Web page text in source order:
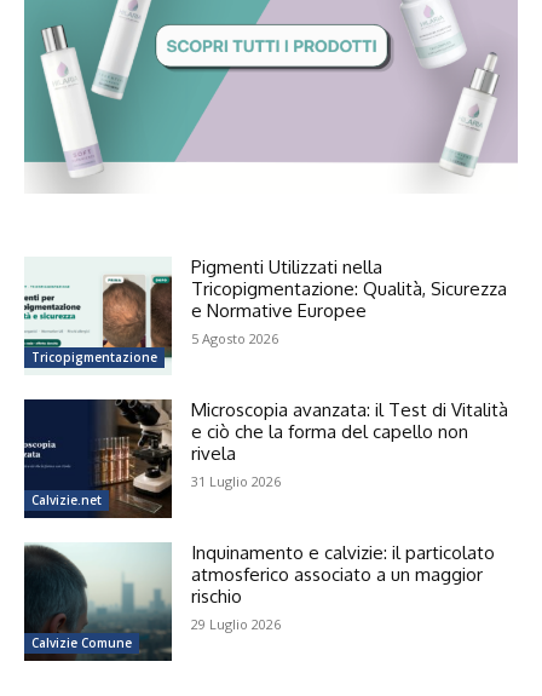
Tricopigmentazione
Pigmenti Utilizzati nella
Tricopigmentazione: Qualità, Sicurezza
e Normative Europee
5 Agosto 2026
Calvizie.net
Microscopia avanzata: il Test di Vitalità
e ciò che la forma del capello non
rivela
31 Luglio 2026
Calvizie Comune
Inquinamento e calvizie: il particolato
atmosferico associato a un maggior
rischio
29 Luglio 2026